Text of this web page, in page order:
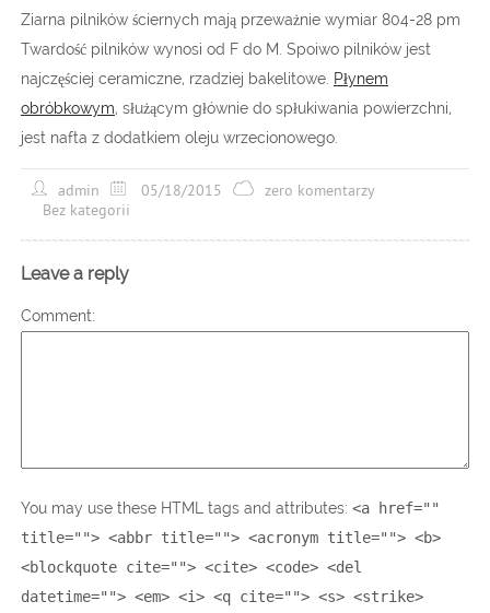
Ziarna pilników ściernych mają przeważnie wymiar 804-28 pm
Twardość pilników wynosi od F do M. Spoiwo pilników jest
najczęściej ceramiczne, rzadziej bakelitowe. Płynem
obróbkowym, służącym głównie do spłukiwania powierzchni,
jest nafta z dodatkiem oleju wrzecionowego.
admin 05/18/2015
zero komentarzy
Bez kategorii
Leave a reply
Comment
You may use these HTML tags and attributes: <a href=""
title=""> <abbr title=""> <acronym title=""> <b>
<blockquote cite=""> <cite> <code> <del
datetime=""> <em> <i> <q cite=""> <s> <strike>